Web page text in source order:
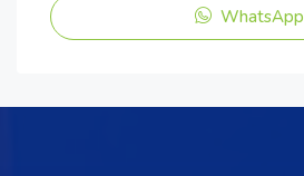
WhatsApp